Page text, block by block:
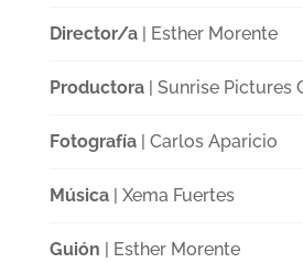
Director/a| Esther Morente
Productora| Sunrise Pictures
Fotografía| Carlos Aparicio
Música| Xema Fuertes
Guión | Esther Morente